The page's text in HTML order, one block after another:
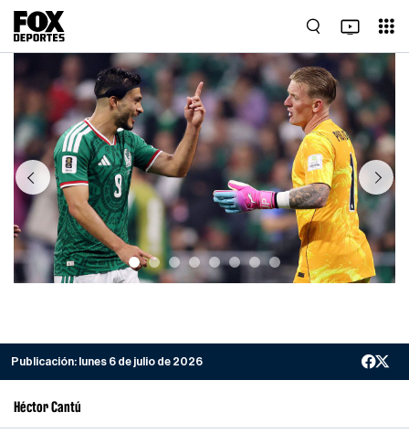
Previous Next
Publicación: lunes 6 de julio de 2026
Héctor Cantú